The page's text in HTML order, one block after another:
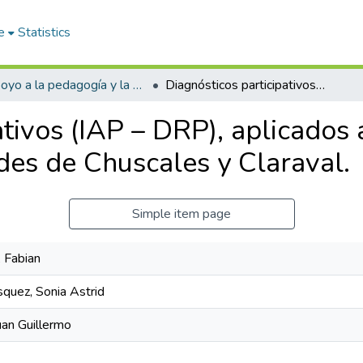
Statistics
Apoyo a la pedagogía y la didáctica Diagnósticos participativos (IAP – DRP), aplicados a la agricultura: el caso de las comunidades de Chuscales y Claraval.
(IAP – DRP),
de Chuscales y Claraval.
Simple item page
Sonia Astrid
Guillermo